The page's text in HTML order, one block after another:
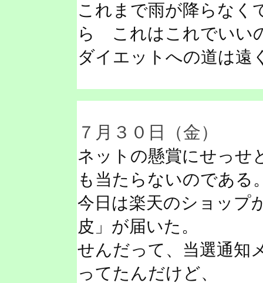
これまで雨が降らなく
ら これはこれでいい
ダイエットへの道は遠
７月３０日（金）
ネットの懸賞にせっ
も当たらないのである
今日は楽天のショッ
皮」が届いた。
せんだって、当選通知
ってたんだけど、